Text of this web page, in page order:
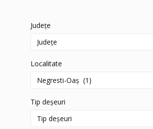
Județe
Localitate
Tip deșeuri